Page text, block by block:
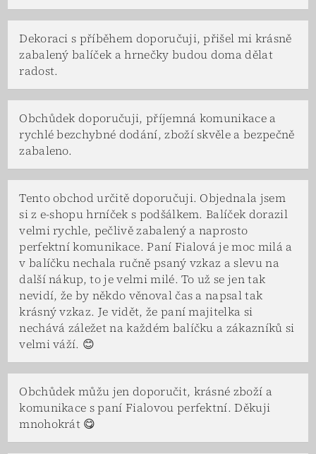
Dekoraci s příběhem doporučuji, přišel mi krásně
zabalený balíček a hrnečky budou doma dělat
radost.
Obchůdek doporučuji, příjemná komunikace a
rychlé bezchybné dodání, zboží skvěle a bezpečně
zabaleno.
Tento obchod určitě doporučuji. Objednala jsem
si z e-shopu hrníček s podšálkem. Balíček dorazil
velmi rychle, pečlivě zabalený a naprosto
perfektní komunikace. Paní Fialová je moc milá a
v balíčku nechala ručně psaný vzkaz a slevu na
další nákup, to je velmi milé. To už se jen tak
nevidí, že by někdo věnoval čas a napsal tak
krásný vzkaz. Je vidět, že paní majitelka si
nechává záležet na každém balíčku a zákazníků si
velmi váží. 😊
Obchůdek můžu jen doporučit, krásné zboží a
komunikace s paní Fialovou perfektní. Děkuji
mnohokrát 😋